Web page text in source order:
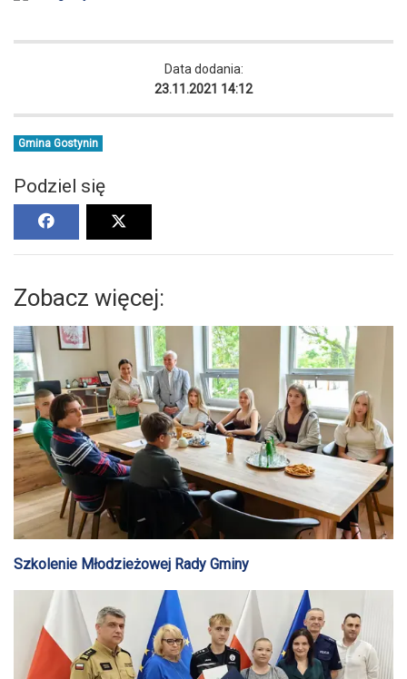
Data dodania:
23.11.2021 14:12
Gmina Gostynin
Podziel się
Zobacz więcej:
Szkolenie Młodzieżowej Rady Gminy